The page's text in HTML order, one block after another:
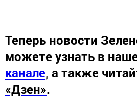
Теперь новости
можете узнать в
канале, а также
«Дзен».